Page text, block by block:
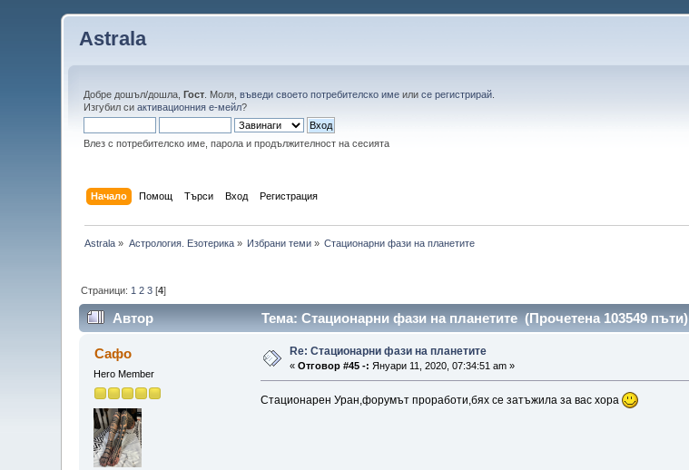
Astrala
Добре дошъл/дошла,Гост . Моля,въведи своето потребителско име илисе регистрирай
Изгубил сиактивационния е-мейл?
Влез с потребителско име, парола и продължителност на сесията
Начало Помощ Търси Вход Регистрация
Astrala » Астрология. Езотерика» Избрани теми » Стационарни фази на планетите
Страници: 1 2 3 [4]
Автор Тема: Стационарни фази на планетите (Прочетена 103549 пъти)
Сафо
Hero Member
Re: Стационарни фази на планетите
«Отговор #45 -: Януари 11, 2020, 07:34:51 am »
Стационарен Уран,форумът проработи,бях се затъжила за вас хора